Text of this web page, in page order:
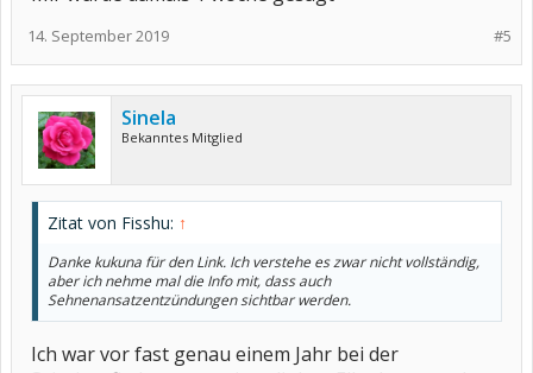
#5
14. September 2019
Sinela
Bekanntes Mitglied
Zitat von Fisshu: ↑
Danke kukuna für den Link. Ich verstehe es zwar nicht vollständig,
aber ich nehme mal die Info mit, dass auch
Sehnenansatzentzündungen sichtbar werden.
Ich war vor fast genau einem Jahr bei der